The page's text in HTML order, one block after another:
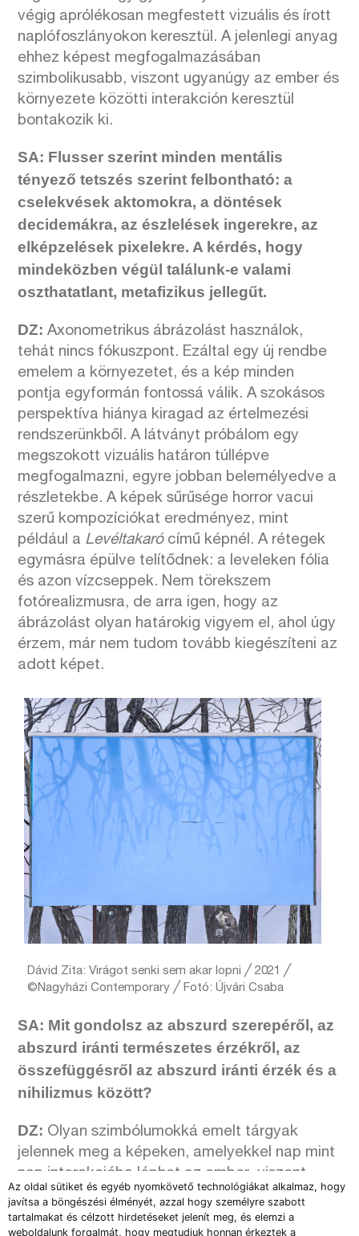
Az oldal sütiket és egyéb nyomkövető technológiákat alkalmaz, hogy
javítsa a böngészési élményét, azzal hogy személyre szabott
tartalmakat és célzott hirdetéseket jelenít meg, és elemzi a
weboldalunk forgalmát, hogy megtudjuk honnan érkeztek a
végig aprólékosan megfestett vizuális és írott
naplófoszlányokon keresztül. A jelenlegi anyag
ehhez képest megfogalmazásában
szimbolikusabb, viszont ugyanúgy az ember és
környezete közötti interakción keresztül
bontakozik ki.
SA: Flusser szerint minden mentális
tényező tetszés szerint felbontható: a
cselekvések aktomokra, a döntések
decidemákra, azészlelések ingerekre, az
elképzelések pixelekre. A kérdés, hogy
mindeközben végül találunk-e valami
oszthatatlant, metafizikus jellegűt.
DZ: Axonometrikus ábrázolást használok,
tehát nincs fókuszpont. Ezáltal egy új rendbe
emelem a környezetet, és a kép minden
pontja egyformán fontossá válik. A szokásos
perspektíva hiánya kiragad az értelmezési
rendszerünkből. A látványt próbálom egy
megszokott vizuális határon túllépve
megfogalmazni, egyre jobban belemélyedve a
részletekbe. A képek sűrűsége horror vacui
szerű kompozíciókat eredményez, mint
például a Levéltakarócímű képnél. A rétegek
egymásra épülve telítődnek: a leveleken fólia
és azon vízcseppek. Nem törekszem
fotórealizmusra, de arra igen, hogy az
ábrázolást olyan határokig vigyem el, ahol úgy
érzem, már nem tudom tovább kiegészíteni az
adott képet.
Dávid Zita: Virágot senki sem akar lopni ╱ 2021 ╱
©Nagyházi Contemporary ╱ Fotó: Újvári Csaba
SA: Mit gondolsz az abszurd szerepéről, az
abszurd iránti természetesérzé kről, az
összefüggésről az abszurd irántiérzé kés a
nihilizmus között?
DZ: Olyan szimbólumokká emelt tárgyak
jelennek meg a képeken, amelyekkel nap mint
nap interakcióba léphet az ember, viszont
abszurd megjelenésüket természetesnek
fogadjuk el. Környezetem megfigyelése során